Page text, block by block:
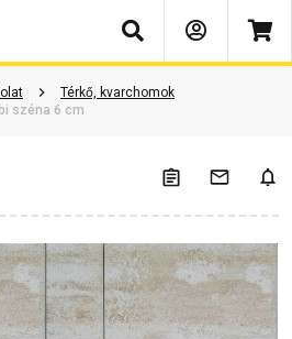
Keresés
Térkő, kvarchomok
széna 6 cm
és válaszok Kapcsolódó cikkek